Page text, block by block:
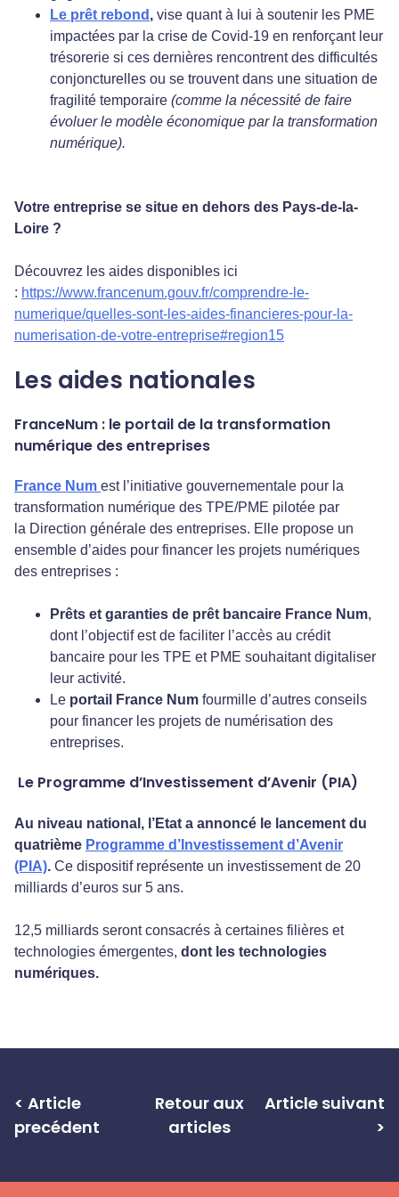
Le prêt rebond , vise quant à lui à soutenir les PME
impactées par la crise de Covid-19 en renforçant leur
trésorerie si ces dernières rencontrent des difficultés
conjoncturelles ou se trouvent dans une situation de
fragilité temporaire (comme la nécessité de faire
évoluer le modèle économique par la transformation
numérique).
Votre entreprise se situe en dehors des Pays-de-la-
Loire ?
Découvrez les aides disponibles ici
: https://www.francenum.gouv.fr/comprendre-le-
numerique/quelles-sont-les-aides-financieres-pour-la-
numerisation-de-votre-entreprise#region15
Les aides nationales
FranceNum : le portail de la transformation
numérique des entreprises
France Num est l’initiative gouvernementale pour la
transformation numérique des TPE/PME pilotée par
la Direction générale des entreprises. Elle propose un
ensemble d’aides pour financer les projets numériques
des entreprises :
Prêts et garanties de prêt bancaire France Num,
dont l’objectif est de faciliter l’accès au crédit
bancaire pour les TPE et PME souhaitant digitaliser
leur activité.
Le portail France Num fourmille d’autres conseils
pour financer les projets de numérisation des
entreprises.
Le Programme d’Investissement d’Avenir (PIA)
Au niveau national, l’Etat a annoncé le lancement du
quatrième Programme d’Investissement d’Avenir
(PIA). Ce dispositif représente un investissement de 20
milliards d’euros sur 5 ans.
12,5 milliards seront consacrés à certaines filières et
technologies émergentes, dont les technologies
numériques.
< Article
precédent
Retour aux
articles
Article suivant
>